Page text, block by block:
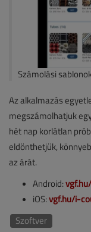
Számolási
Az alkalmazás
megszámolhatjuk
hét nap korlátlan
eldönthetjük,
az árát.
Android:
iOS:vgf.hu/i-
Szoftver